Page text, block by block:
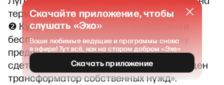
терминале.
❷ Курская АЭС сообщила о попадании
беспилотника ВСУ по трансформатору
предприятия. «При падении аппарат
сдетонировал, в результате был поврежден
трансформатор собственных нужд».
Скачайте приложение, чтобы
слушать «Эхо»
Ваши любимые ведущие и программы снова
в эфире! Тут всё, как на старом добром «Эхе»
Скачать приложение